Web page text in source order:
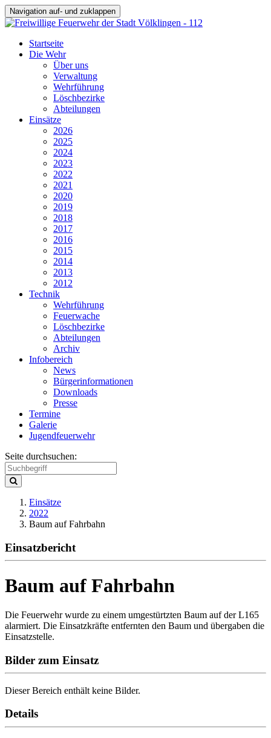
Navigation auf- und zuklappen
Startseite
Die Wehr
Über uns
Verwaltung
Wehrführung
Löschbezirke
Abteilungen
Einsätze
2026
2025
2024
2023
2022
2021
2020
2019
2018
2017
2016
2015
2014
2013
2012
Technik
Wehrführung
Feuerwache
Löschbezirke
Abteilungen
Archiv
Infobereich
News
Bürgerinformationen
Downloads
Presse
Termine
Galerie
Jugendfeuerwehr
Seite durchsuchen:
Einsätze
2022
Baum auf Fahrbahn
Einsatzbericht
Baum auf Fahrbahn
Die Feuerwehr wurde zu einem umgestürtzten Baum auf der L165
alarmiert. Die Einsatzkräfte entfernten den Baum und übergaben die
Einsatzstelle.
Bilder zum Einsatz
Dieser Bereich enthält keine Bilder.
Details